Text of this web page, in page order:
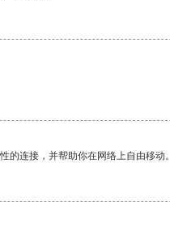
的连接，并帮助你在网络上自由移动。